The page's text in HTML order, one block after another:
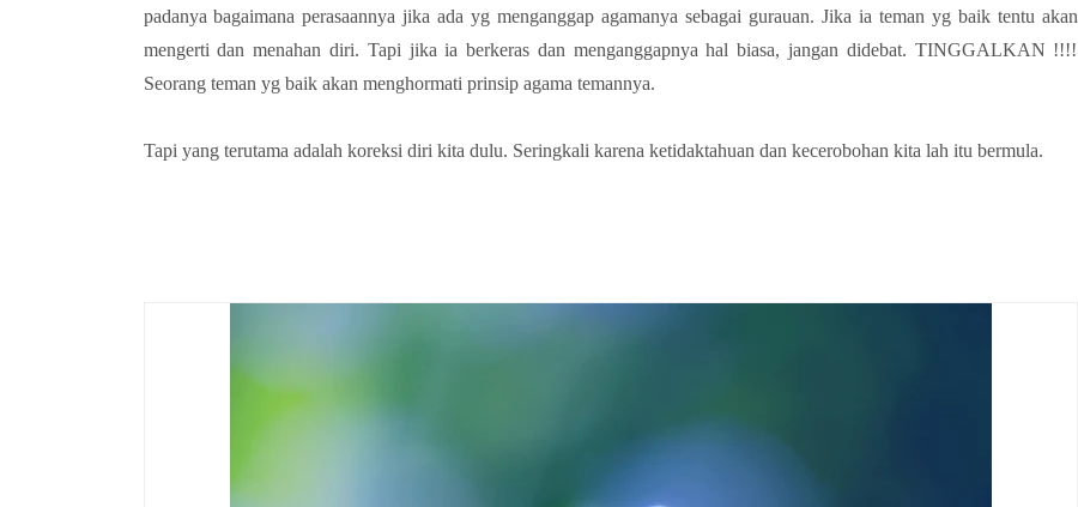
padanya bagaimana perasaannya jika ada yg menganggap agamanya sebagai gurauan. Jika ia teman yg baik tentu akan
mengerti dan menahan diri. Tapi jika ia berkeras dan menganggapnya hal biasa, jangan didebat. TINGGALKAN !!!!
Seorang teman yg baik akan menghormati prinsip agama temannya.
Tapi yang terutama adalah koreksi diri kita dulu. Seringkali karena ketidaktahuan dan kecerobohan kita lah itu bermula.